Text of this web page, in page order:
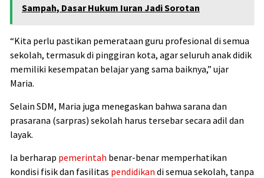
Sampah, Dasar Hukum Iuran Jadi Sorotan
“Kita perlu pastikan pemerataan guru profesional di semua
sekolah, termasuk di pinggiran kota, agar seluruh anak didik
memiliki kesempatan belajar yang sama baiknya,” ujar
Maria.
Selain SDM, Maria juga menegaskan bahwa sarana dan
prasarana (sarpras) sekolah harus tersebar secara adil dan
layak.
Ia berharap pemerintah benar-benar memperhatikan
kondisi fisik dan fasilitas pendidikan di semua sekolah, tanpa